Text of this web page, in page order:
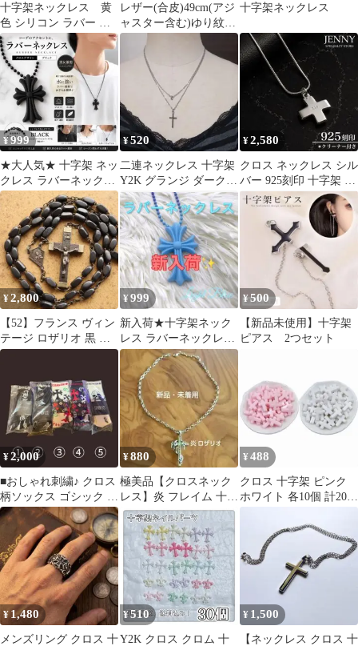
十字架ネックレス 黄
色 シリコン ラバー ラ
バーネックレス ネック
レス イエロー
レザー(合皮)49cm(アジ
ャスター含む)ゆり紋章
ネックレス
十字架ネックレス
¥ 999
★大人気★ 十字架 ネッ
クレス ラバーネックレ
ス アクセサリー ユニセ
ックス
¥520
二連ネックレス 十字架
Y2K グランジ ダークコ
ア ギャル サブカル
¥2,580
クロス ネックレス シル
バー 925刻印 十字架 ペ
ンダント シンプル 新品
¥2,800
【52】フランス ヴィン
テージ ロザリオ 黒 ク
ロス ペンダント 十字架
¥999
新入荷★十字架ネック
レス ラバーネックレス
アクセサリー ライトブ
ルー 十字架
¥500
【新品未使用】十字架
ピアス 2つセット
¥2,000
■おしゃれ刺繍♪ クロス
柄ソックス ゴシック ま
とめ買いがお得 番号指
定OK
¥880
極美品【クロスネック
レス】炎 フレイム 十字
架 ロザリオ シルバー
新品未着用
¥ 488
クロス 十字架 ピンク
ホワイト 各10個 計20個
ネイルパーツ デコパー
¥ 1,480
メンズリング クロス 十
¥510
Y2K クロス クロム 十
¥ 1,500
【ネックレス クロス 十